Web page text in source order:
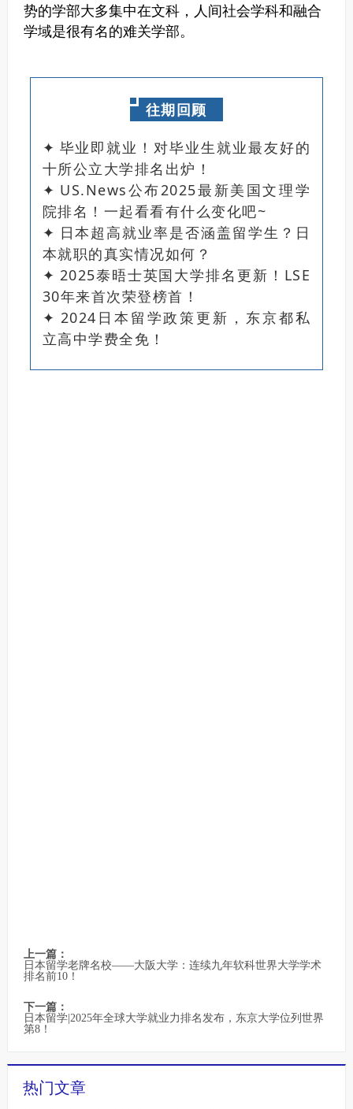
势的学部大多集中在文科，人间社会学科和融合
学域是很有名的难关学部。
往期回顾
✦ 毕业即就业！对毕业生就业最友好的
十所公立大学排名出炉！
✦ US.News公布2025最新美国文理学
院排名！一起看看有什么变化吧~
✦ 日本超高就业率是否涵盖留学生？日
本就职的真实情况如何？
✦ 2025泰晤士英国大学排名更新！LSE
30年来首次荣登榜首！
✦ 2024日本留学政策更新，东京都私
立高中学费全免！
上一篇：
日本留学老牌名校——大阪大学：连续九年软科世界大学学术
排名前10！
下一篇：
日本留学|2025年全球大学就业力排名发布，东京大学位列世界
第8！
热门文章